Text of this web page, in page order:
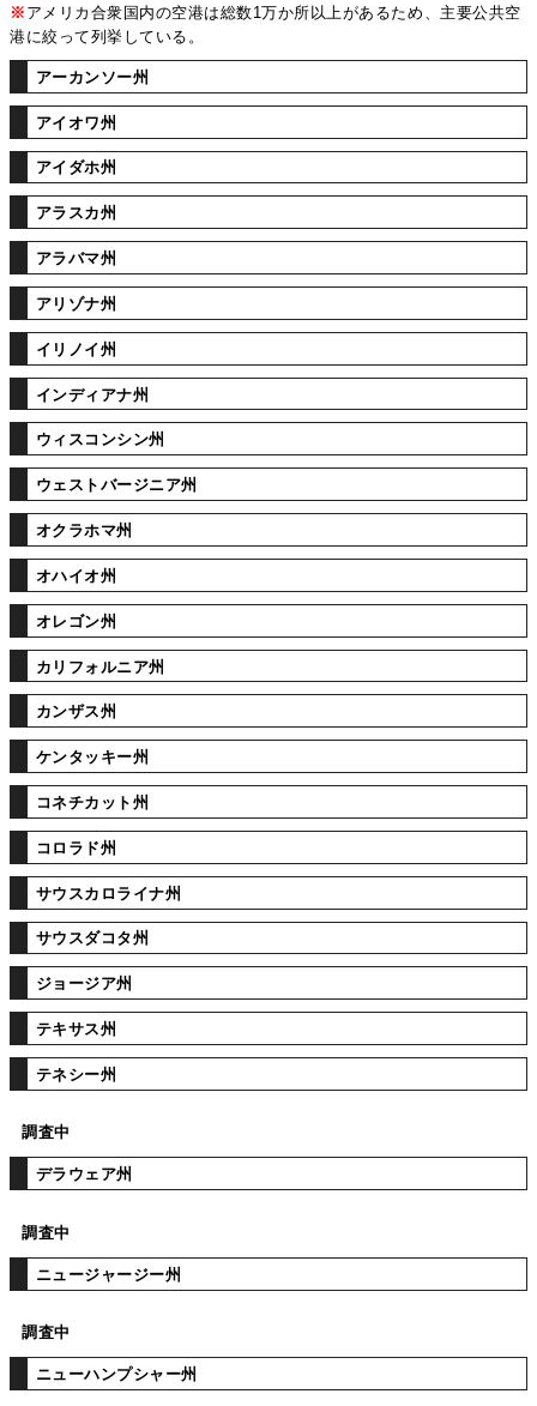
※ アメリカ合衆国内の空港は総数1万か所以上があるため、主要公共空
港に絞って列挙している。
アーカンソー州
アイオワ州
アイダホ州
アラスカ州
アラバマ州
アリゾナ州
イリノイ州
インディアナ州
ウィスコンシン州
ウェストバージニア州
オクラホマ州
オハイオ州
オレゴン州
カリフォルニア州
カンザス州
ケンタッキー州
コネチカット州
コロラド州
サウスカロライナ州
サウスダコタ州
ジョージア州
テキサス州
テネシー州
調査中
デラウェア州
調査中
ニュージャージー州
調査中
ニューハンプシャー州